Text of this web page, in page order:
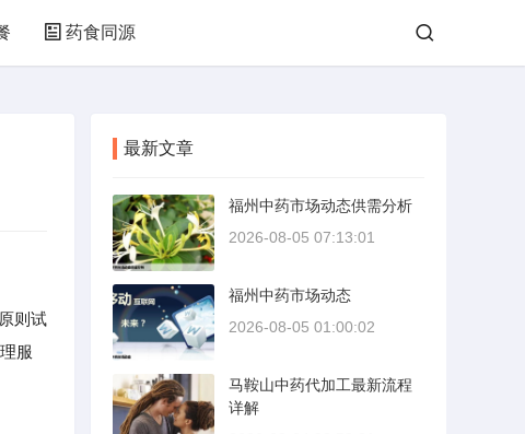
药食同源
则试
服
最新文章
福州中药市场动态供需分析
2026-08-05 07:13:01
福州中药市场动态
2026-08-05 01:00:02
马鞍山中药代加工最新流程
详解